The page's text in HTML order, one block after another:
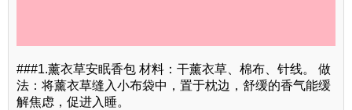
###1.薰衣草安眠香包 材料：干薰衣草、棉布、针线。 做
法：将薰衣草缝入小布袋中，置于枕边，舒缓的香气能缓
解焦虑，促进入睡。